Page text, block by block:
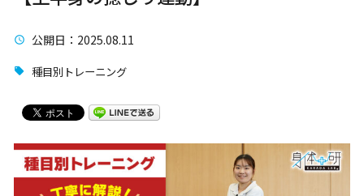
公開日 ：2025.08.11
種目別トレーニング